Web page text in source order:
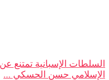
السلطات الإسبانية تمتنع
الإسلامي حسن الحسكي ...